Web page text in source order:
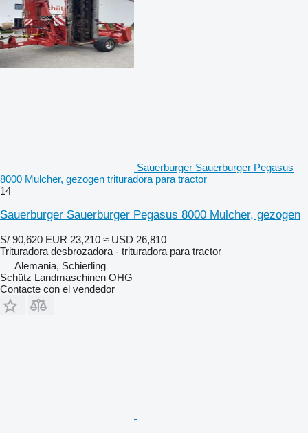
Sauerburger Sauerburger Pegasus
8000 Mulcher, gezogen trituradora para tractor
14
Sauerburger Sauerburger Pegasus 8000 Mulcher, gezogen
S/ 90,620 EUR 23,210 ≈ USD 26,810
Trituradora desbrozadora - trituradora para tractor
Alemania, Schierling
Schütz Landmaschinen OHG
Contacte con el vendedor